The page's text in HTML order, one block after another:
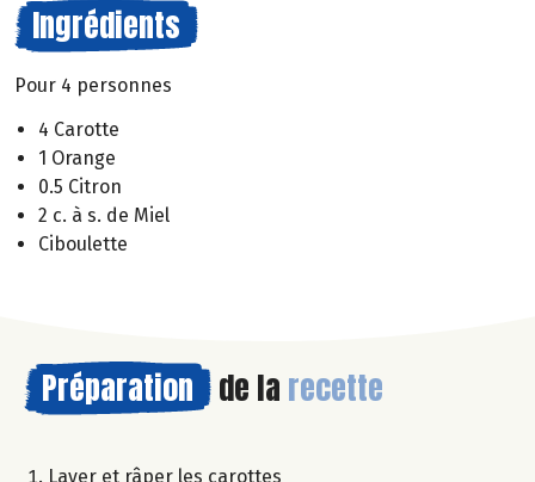
Ingrédients
Pour 4 personnes
4 Carotte
1 Orange
0.5 Citron
2 c. à s. de Miel
Ciboulette
Préparation de la recette
Laver et râper les carottes